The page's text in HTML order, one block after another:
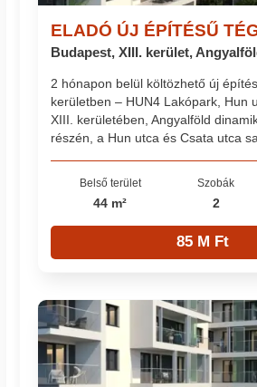
ELADÓ ÚJ ÉPÍTÉSŰ
Budapest, XIII. kerület,
2 hónapon belül költözhető új
kerületben – HUN4 Lakópark, Hun
XIII. kerületében, Angyalföld
részén, a Hun utca és Csata utca
Belső terület
44 m²
Szobák
2
85 M Ft